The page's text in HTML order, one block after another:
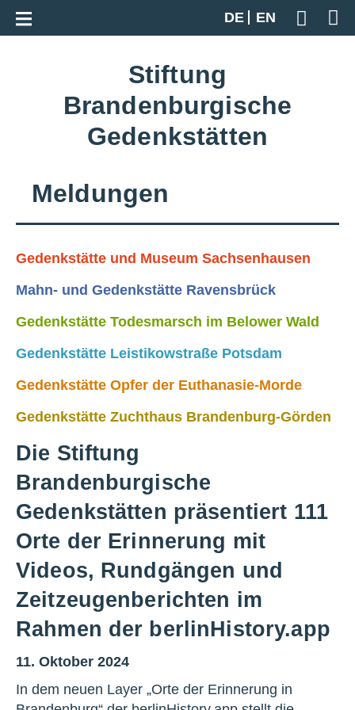
DE
EN
Geben
Zur Gesamtübersicht
Stiftung
Brandenburgische
Gedenkstätten
Meldungen
Gedenkstätte und Museum Sachsenhausen
Mahn- und Gedenkstätte Ravensbrück
Gedenkstätte Todesmarsch im Belower Wald
Gedenkstätte Leistikowstraße Potsdam
Gedenkstätte Opfer der Euthanasie-Morde
Gedenkstätte Zuchthaus Brandenburg-Görden
Die Stiftung
Brandenburgische
Gedenkstätten präsentiert 111
Orte der Erinnerung mit
Videos, Rundgängen und
Zeitzeugenberichten im
Rahmen der berlinHistory.app
11. Oktober 2024
In dem neuen Layer „Orte der Erinnerung in